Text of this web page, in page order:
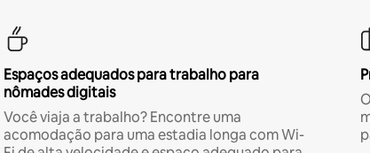
Espaços adequados para trabalho para
nômades digitais
Você viaja a trabalho? Encontre uma
acomodação para uma estadia longa com Wi-